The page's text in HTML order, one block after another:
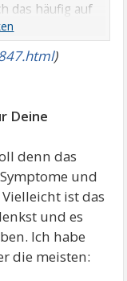
das häufig auf
Pillen, die
trotzdem
Richtung
den
schüttet
aus, die
und so
sehr real.
wie
intensiver.
erforschte
zum Teil
)
Deine
denn das
und
ist das
und es
Ich habe
die meisten: